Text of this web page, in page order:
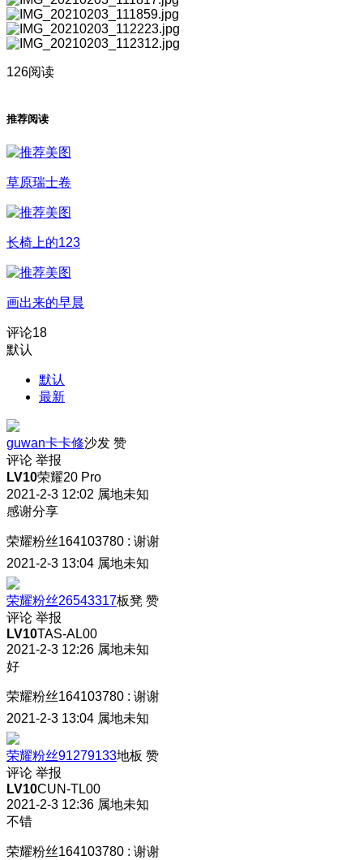
126阅读
推荐阅读
草原瑞士卷
长椅上的123
画出来的早晨
评论18
默认
默认
最新
guwan卡卡修沙发 赞
评论 举报
LV10荣耀20 Pro
2021-2-3 12:02 属地未知
感谢分享
荣耀粉丝164103780 : 谢谢
2021-2-3 13:04 属地未知
荣耀粉丝26543317板凳 赞
评论 举报
LV10TAS-AL00
2021-2-3 12:26 属地未知
好
荣耀粉丝164103780 : 谢谢
2021-2-3 13:04 属地未知
荣耀粉丝91279133地板 赞
评论 举报
LV10CUN-TL00
2021-2-3 12:36 属地未知
不错
荣耀粉丝164103780 : 谢谢